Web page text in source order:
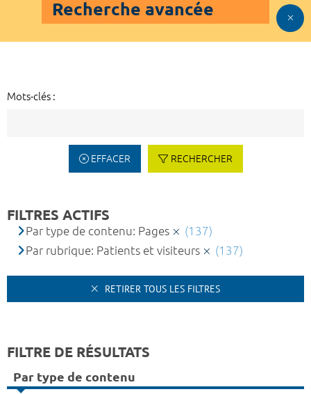
Recherche avancée
Mots-clés :
EFFACER RECHERCHER
FILTRES ACTIFS
Par type de contenu: Pages
(137)
Par rubrique: Patients et visiteurs
(137)
RETIRER TOUS LES FILTRES
FILTRE DE RÉSULTATS
Par type de contenu